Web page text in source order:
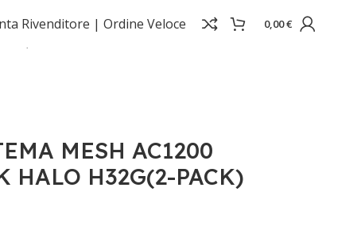
Rivenditore | Ordine Veloce 0,00€
MESH AC1200
HALO H32G(2-PACK)